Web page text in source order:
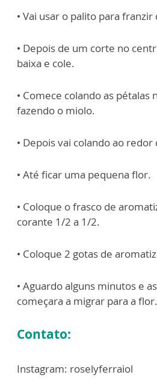
• Vai usar o palito para
• Depois de um corte no
baixa e cole.
• Comece colando as pétalas
fazendo o miolo.
• Depois vai colando ao
• Até ficar uma pequena flor.
• Coloque o frasco de
corante 1/2 a 1/2.
• Coloque 2 gotas de
• Aguardo alguns minutos e
começara a migrar para a flor.
Contato:
Instagram: roselyferraiol